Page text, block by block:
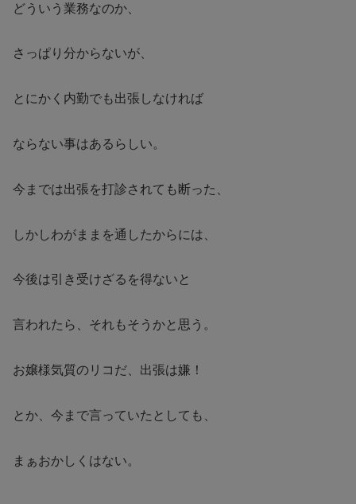
どういう業務なのか、
さっぱり分からないが、
とにかく内勤でも出張しなければ
ならない事はあるらしい。
今までは出張を打診されても断った、
しかしわがままを通したからには、
今後は引き受けざるを得ないと
言われたら、それもそうかと思う。
お嬢様気質のリコだ、出張は嫌！
とか、今まで言っていたとしても、
まぁおかしくはない。